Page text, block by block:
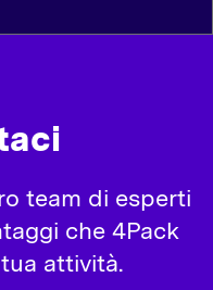
team di esperti
che 4Pack
attività.